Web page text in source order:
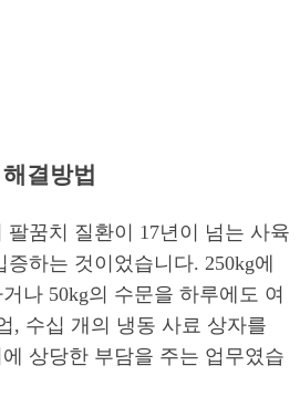
결방법
꿈치 질환이 17년이 넘는 사육
하는 것이었습니다. 250kg에
나 50kg의 수문을 하루에도 여
, 수십 개의 냉동 사료 상자를
상당한 부담을 주는 업무였습